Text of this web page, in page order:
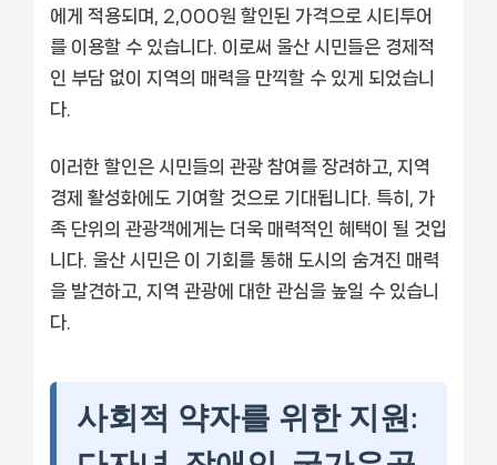
에게 적용되며, 2,000원 할인된 가격으로 시티투어
를 이용할 수 있습니다. 이로써 울산 시민들은 경제적
인 부담 없이 지역의 매력을 만끽할 수 있게 되었습니
다.
이러한 할인은 시민들의 관광 참여를 장려하고, 지역
경제 활성화에도 기여할 것으로 기대됩니다. 특히, 가
족 단위의 관광객에게는 더욱 매력적인 혜택이 될 것입
니다. 울산 시민은 이 기회를 통해 도시의 숨겨진 매력
을 발견하고, 지역 관광에 대한 관심을 높일 수 있습니
다.
사회적 약자를 위한 지원: